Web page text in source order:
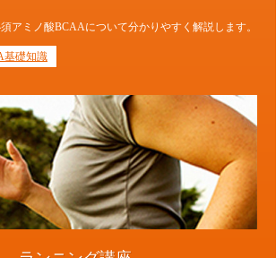
アミノ酸BCAAについて分かりやすく解説します。
基礎知識